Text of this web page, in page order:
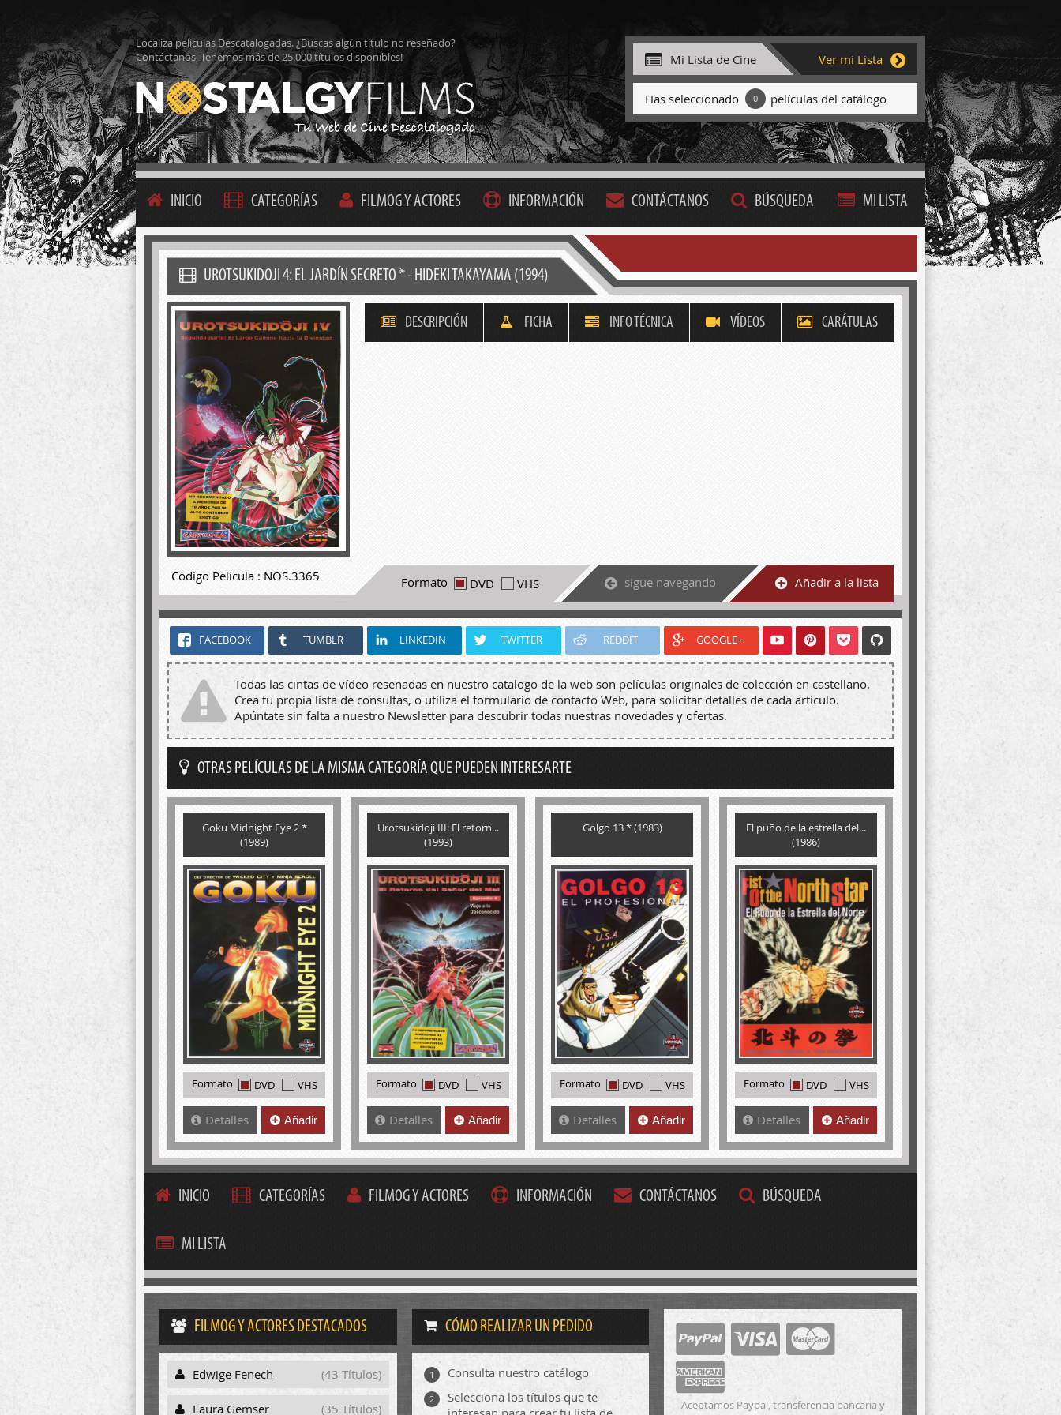
Localiza películas Descatalogadas. ¿Buscas algún título no reseñado?
Contáctanos -Tenemos más de 25.000 títulos disponibles!
Mi Lista de Cine Ver mi Lista
Has seleccionado 0 películas del catálogo
INICIO CATEGORÍAS FILMOG Y ACTORES INFORMACIÓN CONTÁCTANOS BÚSQUEDA MI LISTA
UROTSUKIDOJI 4: EL JARDÍ­N SECRETO * - HIDEKI TAKAYAMA (1994)
DESCRIPCIÓN FICHA INFO TÉCNICA VÍDEOS CARÁTULAS
Código Película : NOS.3365 Formato DVD VHS sigue navegando Añadir a la lista
FACEBOOK TUMBLR LINKEDIN TWITTER REDDIT GOOGLE+
Todas las cintas de vídeo reseñadas en nuestro catalogo de la web son películas originales de colección en castellano.
Crea tu propia lista de consultas, o utiliza el formulario de contacto Web, para solicitar detalles de cada articulo.
Apúntate sin falta a nuestro Newsletter para descubrir todas nuestras novedades y ofertas.
OTRAS PELÍCULAS DE LA MISMA CATEGORÍA QUE PUEDEN INTERESARTE
Goku Midnight Eye 2 *
(1989)
Formato DVD VHS
Detalles Añadir
Urotsukidoji III: El retorn...
(1993)
Formato DVD VHS
Detalles Añadir
Golgo 13 * (1983)
Formato DVD VHS
Detalles Añadir
El puño de la estrella del...
(1986)
Formato DVD VHS
Detalles Añadir
INICIO CATEGORÍAS FILMOG Y ACTORES INFORMACIÓN CONTÁCTANOS BÚSQUEDA
MI LISTA
FILMOG Y ACTORES DESTACADOS
Edwige Fenech (43 Títulos)
Laura Gemser (35 Títulos)
CÓMO REALIZAR UN PEDIDO
1 Consulta nuestro catálogo
2
Selecciona los títulos que te
Aceptamos Paypal, transferencia bancaria y